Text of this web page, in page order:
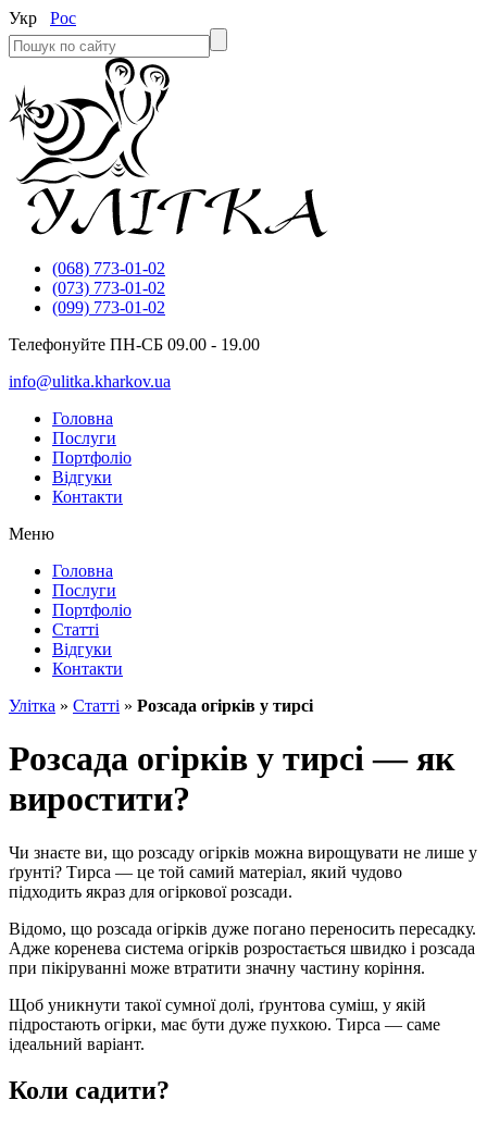
Укр Рос
(068) 773-01-02
(073) 773-01-02
(099) 773-01-02
Телефонуйте ПН-СБ 09.00 - 19.00
info@ulitka.kharkov.ua
Головна
Послуги
Портфоліо
Відгуки
Контакти
Меню
Головна
Послуги
Портфоліо
Статті
Відгуки
Контакти
Улітка » Статті » Розсада огірків у тирсі
Розсада огірків у тирсі — як
виростити?
Чи знаєте ви, що розсаду огірків можна вирощувати не лише у
ґрунті? Тирса — це той самий матеріал, який чудово
підходить якраз для огіркової розсади.
Відомо, що розсада огірків дуже погано переносить пересадку.
Адже коренева система огірків розростається швидко і розсада
при пікіруванні може втратити значну частину коріння.
Щоб уникнути такої сумної долі, ґрунтова суміш, у якій
підростають огірки, має бути дуже пухкою. Тирса — саме
ідеальний варіант.
Коли садити?